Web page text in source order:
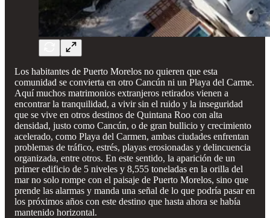
Los habitantes de Puerto Morelos no quieren que esta
comunidad se convierta en otro Cancún ni un Playa del Carme.
Aquí muchos matrimonios extranjeros retirados vienen a
encontrar la tranquilidad, a vivir sin el ruido y la inseguridad
que se vive en otros destinos de Quintana Roo con alta
densidad, justo como Cancún, o de gran bullicio y crecimiento
acelerado, como Playa del Carmen, ambas ciudades enfrentan
problemas de tráfico, estrés, playas erosionadas y delincuencia
organizada, entre otros. En este sentido, la aparición de un
primer edificio de 5 niveles y 8,555 toneladas en la orilla del
mar no solo rompe con el paisaje de Puerto Morelos, sino que
prende las alarmas y manda una señal de lo que podría pasar en
los próximos años con este destino que hasta ahora se había
mantenido horizontal.